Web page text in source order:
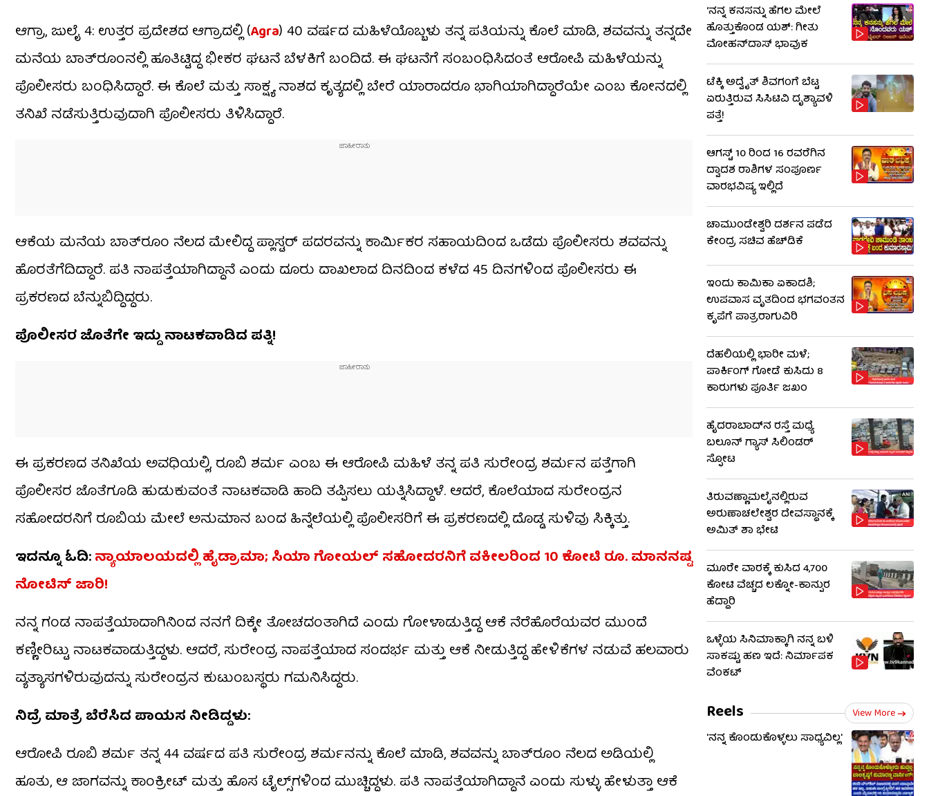
ಆಗ್ರಾ, ಜುಲೈ 4: ಉತ್ತರ ಪ್ರದೇಶದ ಆಗ್ರಾದಲ್ಲಿ (Agra) 40 ವರ್ಷದ ಮಹಿಳೆಯೊಬ್ಬಳು ತನ್ನ ಪತಿಯನ್ನು ಕೊಲೆ ಮಾಡಿ, ಶವವನ್ನು ತನ್ನದೇ
ಮನೆಯ ಬಾತ್‌ರೂಂನಲ್ಲಿ ಹೂತಿಟ್ಟಿದ್ದ ಭೀಕರ ಘಟನೆ ಬೆಳಕಿಗೆ ಬಂದಿದೆ. ಈ ಘಟನೆಗೆ ಸಂಬಂಧಿಸಿದಂತೆ ಆರೋಪಿ ಮಹಿಳೆಯನ್ನು
ಪೊಲೀಸರು ಬಂಧಿಸಿದ್ದಾರೆ. ಈ ಕೊಲೆ ಮತ್ತು ಸಾಕ್ಷ್ಯ ನಾಶದ ಕೃತ್ಯದಲ್ಲಿ ಬೇರೆ ಯಾರಾದರೂ ಭಾಗಿಯಾಗಿದ್ದಾರೆಯೇ ಎಂಬ ಕೋನದಲ್ಲಿ
ತನಿಖೆ ನಡೆಸುತ್ತಿರುವುದಾಗಿ ಪೊಲೀಸರು ತಿಳಿಸಿದ್ದಾರೆ.
ಆಕೆಯ ಮನೆಯ ಬಾತ್‌ರೂಂ ನೆಲದ ಮೇಲಿದ್ದ ಪ್ಲಾಸ್ಟರ್ ಪದರವನ್ನು ಕಾರ್ಮಿಕರ ಸಹಾಯದಿಂದ ಒಡೆದು ಪೊಲೀಸರು ಶವವನ್ನು
ಹೊರತೆಗೆದಿದ್ದಾರೆ. ಪತಿ ನಾಪತ್ತೆಯಾಗಿದ್ದಾನೆ ಎಂದು ದೂರು ದಾಖಲಾದ ದಿನದಿಂದ ಕಳೆದ 45 ದಿನಗಳಿಂದ ಪೊಲೀಸರು ಈ
ಪ್ರಕರಣದ ಬೆನ್ನುಬಿದ್ದಿದ್ದರು.
ಪೊಲೀಸರ ಜೊತೆಗೇ ಇದ್ದು ನಾಟಕವಾಡಿದ ಪತ್ನಿ!
ಈ ಪ್ರಕರಣದ ತನಿಖೆಯ ಅವಧಿಯಲ್ಲಿ, ರೂಬಿ ಶರ್ಮ ಎಂಬ ಈ ಆರೋಪಿ ಮಹಿಳೆ ತನ್ನ ಪತಿ ಸುರೇಂದ್ರ ಶರ್ಮನ ಪತ್ತೆಗಾಗಿ
ಪೊಲೀಸರ ಜೊತೆಗೂಡಿ ಹುಡುಕುವಂತೆ ನಾಟಕವಾಡಿ ಹಾದಿ ತಪ್ಪಿಸಲು ಯತ್ನಿಸಿದ್ದಾಳೆ. ಆದರೆ, ಕೊಲೆಯಾದ ಸುರೇಂದ್ರನ
ಸಹೋದರನಿಗೆ ರೂಬಿಯ ಮೇಲೆ ಅನುಮಾನ ಬಂದ ಹಿನ್ನೆಲೆಯಲ್ಲಿ ಪೊಲೀಸರಿಗೆ ಈ ಪ್ರಕರಣದಲ್ಲಿ ದೊಡ್ಡ ಸುಳಿವು ಸಿಕ್ಕಿತ್ತು.
ಇದನ್ನೂ ಓದಿ:ನ್ಯಾಯಾಲಯದಲ್ಲಿ ಹೈಡ್ರಾಮಾ; ಸಿಯಾ ಗೋಯಲ್ ಸಹೋದರನಿಗೆ ವಕೀಲರಿಂದ 10 ಕೋಟಿ ರೂ. ಮಾನನಷ್ಟ
ನೋಟಿಸ್ ಜಾರಿ!
ನನ್ನ ಗಂಡ ನಾಪತ್ತೆಯಾದಾಗಿನಿಂದ ನನಗೆ ದಿಕ್ಕೇ ತೋಚದಂತಾಗಿದೆ ಎಂದು ಗೋಳಾಡುತ್ತಿದ್ದ ಆಕೆ ನೆರೆಹೊರೆಯವರ ಮುಂದೆ
ಕಣ್ಣೀರಿಟ್ಟು ನಾಟಕವಾಡುತ್ತಿದ್ದಳು. ಆದರೆ, ಸುರೇಂದ್ರ ನಾಪತ್ತೆಯಾದ ಸಂದರ್ಭ ಮತ್ತು ಆಕೆ ನೀಡುತ್ತಿದ್ದ ಹೇಳಿಕೆಗಳ ನಡುವೆ ಹಲವಾರು
ವ್ಯತ್ಯಾಸಗಳಿರುವುದನ್ನು ಸುರೇಂದ್ರನ ಕುಟುಂಬಸ್ಥರು ಗಮನಿಸಿದ್ದರು.
ನಿದ್ರೆ ಮಾತ್ರೆ ಬೆರೆಸಿದ ಪಾಯಸ ನೀಡಿದ್ದಳು:
ಆರೋಪಿ ರೂಬಿ ಶರ್ಮ ತನ್ನ 44 ವರ್ಷದ ಪತಿ ಸುರೇಂದ್ರ ಶರ್ಮನನ್ನು ಕೊಲೆ ಮಾಡಿ, ಶವವನ್ನು ಬಾತ್‌ರೂಂ ನೆಲದ ಅಡಿಯಲ್ಲಿ
ಹೂತು, ಆ ಜಾಗವನ್ನು ಕಾಂಕ್ರೀಟ್ ಮತ್ತು ಹೊಸ ಟೈಲ್ಸ್‌ಗಳಿಂದ ಮುಚ್ಚಿದ್ದಳು. ಪತಿ ನಾಪತ್ತೆಯಾಗಿದ್ದಾನೆ ಎಂದು ಸುಳ್ಳು ಹೇಳುತ್ತಾ ಆಕೆ
‘ನನ್ನ ಕನಸನ್ನು ಹೆಗಲ ಮೇಲೆ
ಹೊತ್ತುಕೊಂಡ ಯಶ್: ಗೀತು
ಮೋಹನ್​​ದಾಸ್ ಭಾವುಕ
ಟೆಕ್ಕಿ ಅದ್ವೈತ್ ಶಿವಗಂಗೆ ಬೆಟ್ಟ
ಏರುತ್ತಿರುವ ಸಿಸಿಟಿವಿ ದೃಶ್ಯಾವಳಿ
ಪತ್ತೆ!
ಆಗಸ್ಟ್ 10 ರಿಂದ 16 ರವರೆಗಿನ
ದ್ವಾದಶ ರಾಶಿಗಳ ಸಂಪೂರ್ಣ
ವಾರಭವಿಷ್ಯ ಇಲ್ಲಿದೆ
ಚಾಮುಂಡೇಶ್ವರಿ ದರ್ಶನ ಪಡೆದ
ಕೇಂದ್ರ ಸಚಿವ ಹೆಚ್​​ಡಿಕೆ
ಇಂದು ಕಾಮಿಕಾ ಏಕಾದಶಿ;
ಉಪವಾಸ ವೃತದಿಂದ ಭಗವಂತನ
ಕೃಪೆಗೆ ಪಾತ್ರರಾಗುವಿರಿ
ದೆಹಲಿಯಲ್ಲಿ ಭಾರೀ ಮಳೆ;
ಪಾರ್ಕಿಂಗ್ ಗೋಡೆ ಕುಸಿದು 8
ಕಾರುಗಳು ಪೂರ್ತಿ ಜಖಂ
ಹೈದರಾಬಾದ್​ನ ರಸ್ತೆ ಮಧ್ಯೆ
ಬಲೂನ್ ಗ್ಯಾಸ್ ಸಿಲಿಂಡರ್
ಸ್ಫೋಟ
ತಿರುವಣ್ಣಾಮಲೈನಲ್ಲಿರುವ
ಅರುಣಾಚಲೇಶ್ವರ ದೇವಸ್ಥಾನಕ್ಕೆ
ಅಮಿತ್ ಶಾ ಭೇಟಿ
ಮೂರೇ ವಾರಕ್ಕೆ ಕುಸಿದ 4,700
ಕೋಟಿ ವೆಚ್ಚದ ಲಕ್ನೋ-ಕಾನ್ಪುರ
ಹೆದ್ದಾರಿ
ಒಳ್ಳೆಯ ಸಿನಿಮಾಕ್ಕಾಗಿ ನನ್ನ ಬಳಿ
ಸಾಕಷ್ಟು ಹಣ ಇದೆ: ನಿರ್ಮಾಪಕ
ವೆಂಕಟ್
Reels View More
'ನನ್ನ ಕೊಂಡುಕೊಳ್ಳಲು ಸಾಧ್ಯವಿಲ್ಲ'